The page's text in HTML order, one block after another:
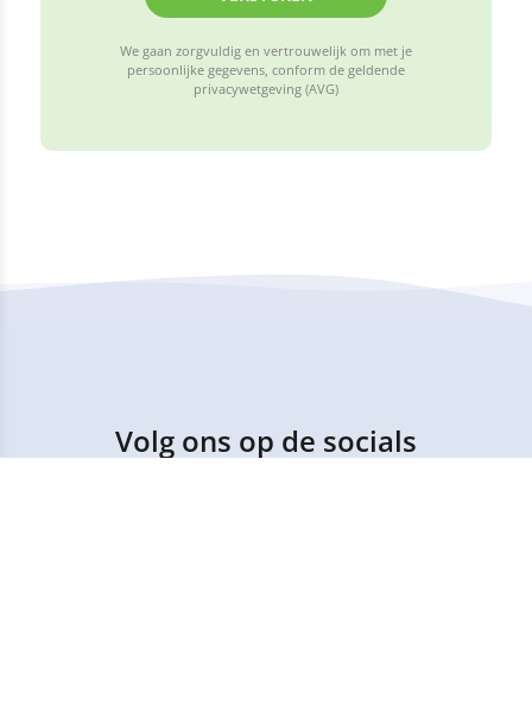
We gaan zorgvuldig en vertrouwelijk om met je
persoonlijke gegevens, conform de geldende
privacywetgeving (AVG)
Volg ons op de socials